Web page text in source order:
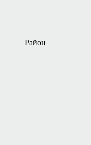
Район